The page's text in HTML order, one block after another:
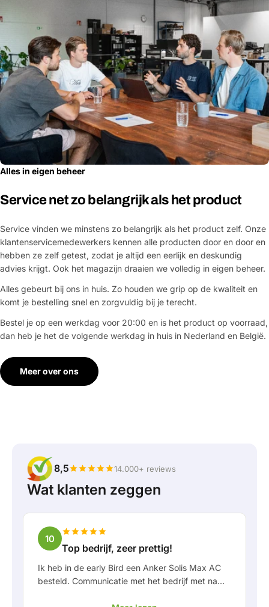
Alles in eigen beheer
Service net zo belangrijk als het product
Service vinden we minstens zo belangrijk als het product zelf. Onze
klantenservicemedewerkers kennen alle producten door en door en
hebben ze zelf getest, zodat je altijd een eerlijk en deskundig
advies krijgt. Ook het magazijn draaien we volledig in eigen beheer.
Alles gebeurt bij ons in huis. Zo houden we grip op de kwaliteit en
komt je bestelling snel en zorgvuldig bij je terecht.
Bestel je op een werkdag voor 20:00 en is het product op voorraad,
dan heb je het de volgende werkdag in huis in Nederland en België.
Meer over ons
8,5 14.000+ reviews
Wat klanten zeggen
10
Top bedrijf, zeer prettig!
Ik heb in de early Bird een Anker Solis Max AC
besteld. Communicatie met het bedrijf met name